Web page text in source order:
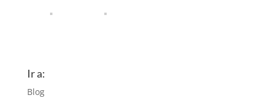
Ir a:
Blog